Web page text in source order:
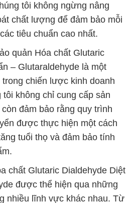
tôi không ngừng nâng
chất lượng để đảm bảo mỗi
tiêu chuẩn cao nhất.
quản Hóa chất Glutaric
– Glutaraldehyde là một
chiến lược kinh doanh
không chỉ cung cấp sản
đảm bảo rằng quy trình
được thực hiện một cách
tuổi thọ và đảm bảo tính
chất Glutaric Dialdehyde Diệt
được thể hiện qua những
nhiều lĩnh vực khác nhau. Từ